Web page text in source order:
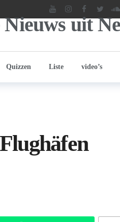
Quizzen Liste video’s